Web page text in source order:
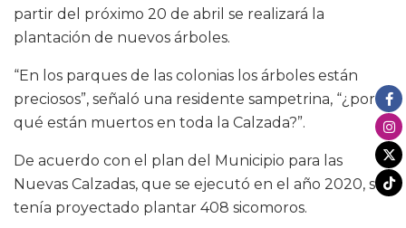
partir del próximo 20 de abril se realizará la
plantación de nuevos árboles.
“En los parques de las colonias los árboles están
preciosos”, señaló una residente sampetrina, “¿por
qué están muertos en toda la Calzada?”.
De acuerdo con el plan del Municipio para las
Nuevas Calzadas, que se ejecutó en el año 2020, se
tenía proyectado plantar 408 sicomoros.